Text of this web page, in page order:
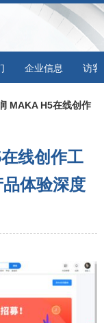
企业信息 访客
MAKA H5在线创作
线创作工
体验深度